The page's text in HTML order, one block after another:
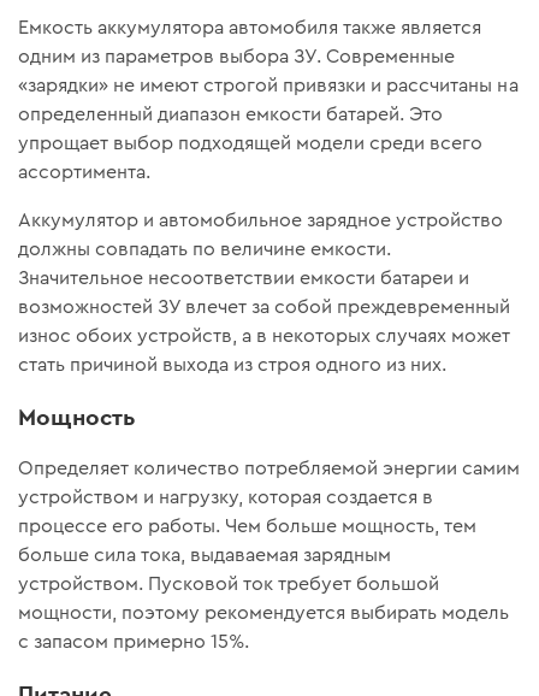
Емкость аккумулятора автомобиля также является
одним из параметров выбора ЗУ. Современные
«зарядки» не имеют строгой привязки и рассчитаны на
определенный диапазон емкости батарей. Это
упрощает выбор подходящей модели среди всего
ассортимента.
Аккумулятор и автомобильное зарядное устройство
должны совпадать по величине емкости.
Значительное несоответствии емкости батареи и
возможностей ЗУ влечет за собой преждевременный
износ обоих устройств, а в некоторых случаях может
стать причиной выхода из строя одного из них.
Мощность
Определяет количество потребляемой энергии самим
устройством и нагрузку, которая создается в
процессе его работы. Чем больше мощность, тем
больше сила тока, выдаваемая зарядным
устройством. Пусковой ток требует большой
мощности, поэтому рекомендуется выбирать модель
с запасом примерно 15%.